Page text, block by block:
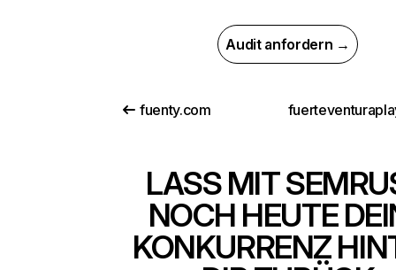
Audit anfordern →
fuenty.com
LASS MIT
NOCH HEUTE
KONKURRENZ